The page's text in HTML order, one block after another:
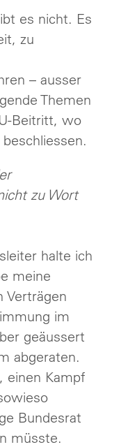
es nicht. Es
zu
– ausser
Themen
Beitritt, wo
zu Wort
halte ich
meine
Verträgen
im
geäussert
abgeraten.
einen Kampf
Bundesrat
müsste.